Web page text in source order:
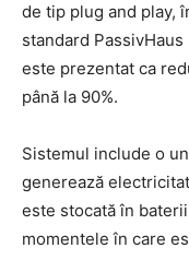
de tip plug and play,
standard
este prezentat ca
până la 90%.
Sistemul include o
generează
este stocată în
momentele în care